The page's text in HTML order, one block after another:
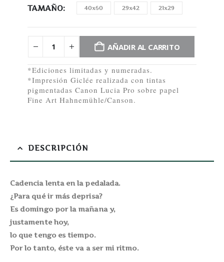
TAMAÑO 40x60 29x42 21x29
AÑADIR AL CARRITO
*Ediciones limitadas y numeradas.
*Impresión Giclée realizada con tintas
pigmentadas Canon Lucia Pro sobre papel
Fine Art Hahnemühle/Canson.
DESCRIPCIÓN
Cadencia lenta en la pedalada.
¿Para qué ir más deprisa?
Es domingo por la mañana y,
justamente hoy,
lo que tengo es tiempo.
Por lo tanto, éste va a ser mi ritmo.